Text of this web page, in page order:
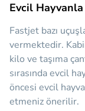
Evcil
Fastjet bazı
vermektedir.
kilo ve taşıma
sırasında evcil
öncesi evcil
etmeniz önerilir.